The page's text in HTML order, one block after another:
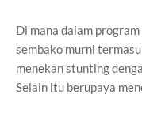
Di mana dalam
sembako murni
menekan stunting
Selain itu berupaya